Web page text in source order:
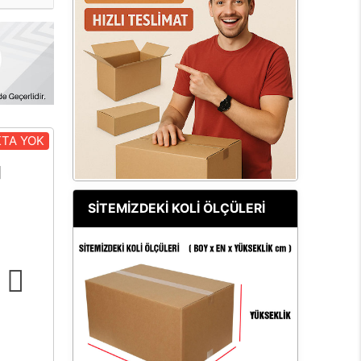
YOK
SİTEMİZDEKİ KOLİ ÖLÇÜLERİ